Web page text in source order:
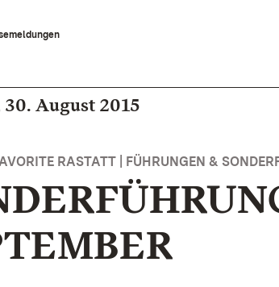
30. August 2015
RASTATT | FÜHRUNGEN &